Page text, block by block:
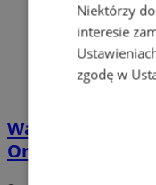
Walentynkowy
Orzesza. Rynek
Niektórzy
interesie
zgodę w